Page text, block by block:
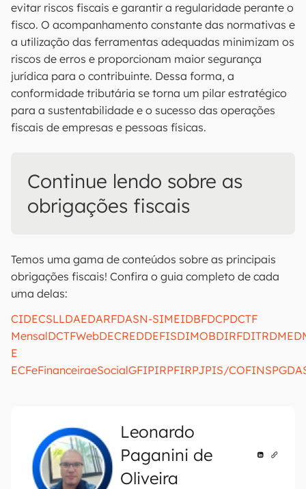
evitar riscos fiscais e garantir a regularidade perante o
fisco. O acompanhamento constante das normativas e
a utilização das ferramentas adequadas minimizam os
riscos de erros e proporcionam maior segurança
jurídica para o contribuinte. Dessa forma, a
conformidade tributária se torna um pilar estratégico
para a sustentabilidade e o sucesso das operações
fiscais de empresas e pessoas físicas.
Continue lendo sobre as
obrigações fiscais
Temos uma gama de conteúdos sobre as principais
obrigações fiscais! Confira o guia completo de cada
uma delas:
CIDECSLLDAEDARFDASN-SIMEIDBFDCPDCTF
MensalDCTFWebDECREDDEFISDIMOBDIRFDITRDME
E
ECFeFinanceiraeSocialGFIPIRPFIRPJPIS/COFINS
Leonardo
Paganini de
Oliveira